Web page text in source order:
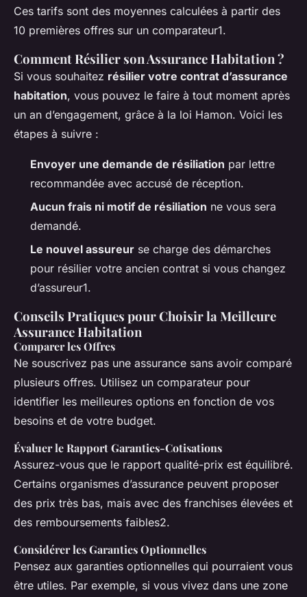
Ces tarifs sont des moyennes calculées à partir des
10 premières offres sur un comparateur1.
Comment Résilier son Assurance Habitation ?
Si vous souhaitez résilier votre contrat d’assurance
habitation, vous pouvez le faire à tout moment après
un an d’engagement, grâce à la loi Hamon. Voici les
étapes à suivre :
Envoyer une demande de résiliation par lettre
recommandée avec accusé de réception.
Aucun frais ni motif de résiliation ne vous sera
demandé.
Le nouvel assureur se charge des démarches
pour résilier votre ancien contrat si vous changez
d’assureur1.
Conseils Pratiques pour Choisir la Meilleure
Assurance Habitation
Comparer les Offres
Ne souscrivez pas une assurance sans avoir comparé
plusieurs offres. Utilisez un comparateur pour
identifier les meilleures options en fonction de vos
besoins et de votre budget.
Évaluer le Rapport Garanties-Cotisations
Assurez-vous que le rapport qualité-prix est équilibré.
Certains organismes d’assurance peuvent proposer
des prix très bas, mais avec des franchises élevées et
des remboursements faibles2.
Considérer les Garanties Optionnelles
Pensez aux garanties optionnelles qui pourraient vous
être utiles. Par exemple, si vous vivez dans une zone